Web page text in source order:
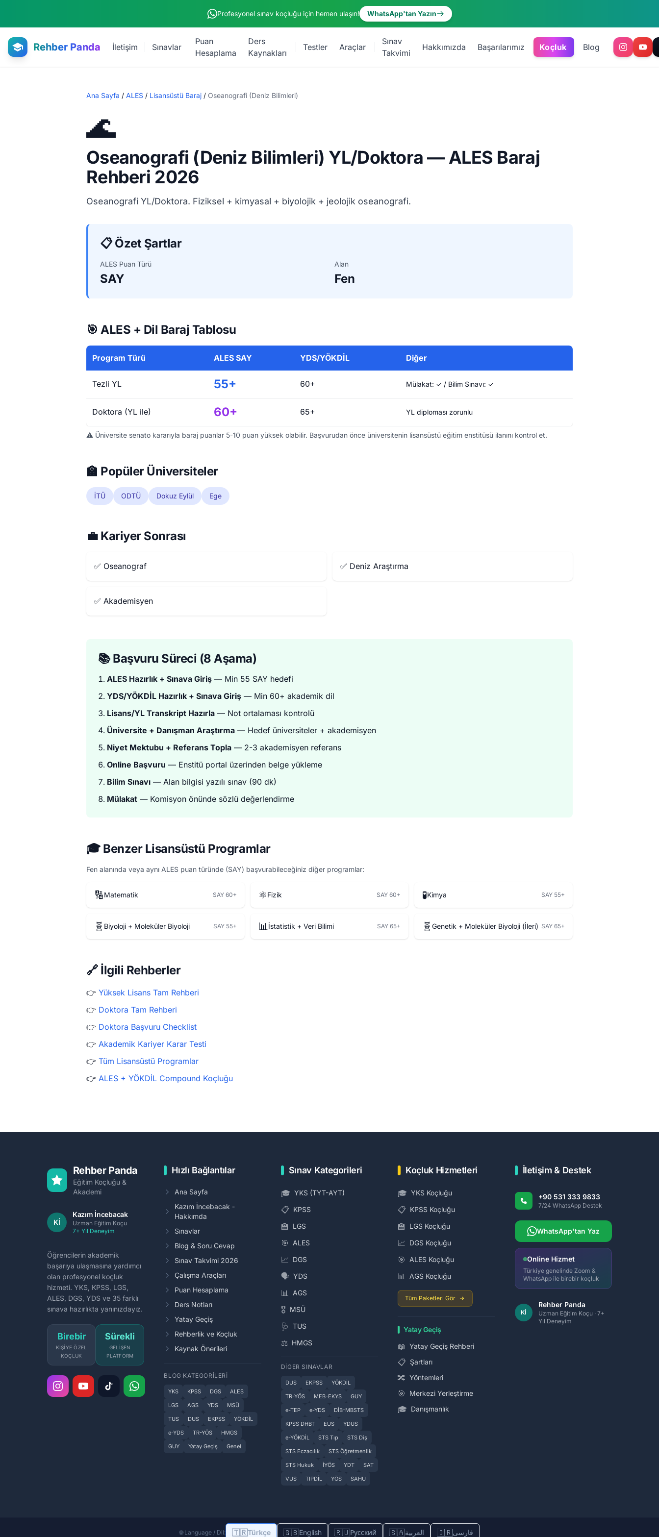
Profesyonel sınav koçluğu için hemen ulaşın! WhatsApp'tan Yazın
Rehber Panda İletişim Sınavlar
Puan
Hesaplama
Ders
Kaynakları
Testler Araçlar
Sınav
Takvimi
Hakkımızda Başarılarımız Koçluk Blog
Ana Sayfa / ALES / Lisansüstü Baraj / Oseanografi (Deniz Bilimleri)
🌊
Oseanografi (Deniz Bilimleri) YL/Doktora — ALES Baraj
Rehberi 2026
Oseanografi YL/Doktora. Fiziksel + kimyasal + biyolojik + jeolojik oseanografi.
📋 Özet Şartlar
ALES Puan Türü
SAY
Alan
Fen
🎯 ALES + Dil Baraj Tablosu
Program Türü ALES SAY YDS/YÖKDİL Diğer
Tezli YL 55+ 60+ Mülakat: ✓ / Bilim Sınavı: ✓
Doktora (YL ile) 60+ 65+ YL diploması zorunlu
⚠️ Üniversite senato kararıyla baraj puanlar 5-10 puan yüksek olabilir. Başvurudan önce üniversitenin lisansüstü eğitim enstitüsü ilanını kontrol et.
🏫 Popüler Üniversiteler
İTÜ ODTÜ Dokuz Eylül Ege
💼 Kariyer Sonrası
✅ Oseanograf ✅ Deniz Araştırma
✅ Akademisyen
📚 Başvuru Süreci (8 Aşama)
ALES Hazırlık + Sınava Giriş — Min 55 SAY hedefi
YDS/YÖKDİL Hazırlık + Sınava Giriş — Min 60+ akademik dil
Lisans/YL Transkript Hazırla — Not ortalaması kontrolü
Üniversite + Danışman Araştırma — Hedef üniversiteler + akademisyen
Niyet Mektubu + Referans Topla — 2-3 akademisyen referans
Online Başvuru — Enstitü portal üzerinden belge yükleme
Bilim Sınavı — Alan bilgisi yazılı sınav (90 dk)
Mülakat — Komisyon önünde sözlü değerlendirme
🎓 Benzer Lisansüstü Programlar
Fen alanında veya aynı ALES puan türünde (SAY) başvurabileceğiniz diğer programlar:
🔢Matematik SAY 60+ ⚛️Fizik SAY 60+ 🧪Kimya SAY 55+
🧬 Biyoloji + Moleküler Biyoloji SAY 55+ 📊İstatistik + Veri Bilimi SAY 65+ 🧬Genetik + Moleküler Biyoloji (İleri) SAY 65+
🔗 İlgili Rehberler
👉 Yüksek Lisans Tam Rehberi
👉 Doktora Tam Rehberi
👉 Doktora Başvuru Checklist
👉 Akademik Kariyer Karar Testi
👉 Tüm Lisansüstü Programlar
👉 ALES + YÖKDİL Compound Koçluğu
Rehber Panda
Eğitim Koçluğu &
Akademi
Kİ
Kazım İncebacak
Uzman Eğitim Koçu
7+ Yıl Deneyim
Öğrencilerin akademik
başarıya ulaşmasına yardımcı
olan profesyonel koçluk
hizmeti. YKS, KPSS, LGS,
ALES, DGS, YDS ve 35 farklı
sınava hazırlıkta yanınızdayız.
Birebir
KIŞIYE ÖZEL
KOÇLUK
Sürekli
GELIŞEN
PLATFORM
Hızlı Bağlantılar
Ana Sayfa
Kazım İncebacak -
Hakkımda
Sınavlar
Blog & Soru Cevap
Sınav Takvimi 2026
Çalışma Araçları
Puan Hesaplama
Ders Notları
Yatay Geçiş
Rehberlik ve Koçluk
Kaynak Önerileri
BLOG KATEGORILERI
YKS KPSS DGS
ALES
LGS
AGS YDS
MSÜ
TUS
DUS EKPSS
YÖKDİL
e-YDS
TR-YÖS
HMGS
GUY
Yatay Geçiş Genel
Sınav Kategorileri
🎓 YKS (TYT-AYT)
📋 KPSS
🏫 LGS
🎯 ALES
📈 DGS
🗣️ YDS
📊 AGS
🎖️ MSÜ
🩺 TUS
⚖️ HMGS
DIGER SINAVLAR
DUS EKPSS
YÖKDİL
TR-YÖS
MEB-EKYS
GUY
e-TEP
e-YDS
DİB-MBSTS
KPSS DHBT
EUS
YDUS
e-YÖKDİL
STS Tıp
STS Diş
STS Eczacılık
STS Öğretmenlik
STS Hukuk
İYÖS YDT
SAT
VUS
TIPDİL YÖS SAHU
Koçluk Hizmetleri
🎓 YKS Koçluğu
📋 KPSS Koçluğu
🏫 LGS Koçluğu
📈 DGS Koçluğu
🎯 ALES Koçluğu
📊 AGS Koçluğu
Tüm Paketleri Gör
Yatay Geçiş
📖 Yatay Geçiş Rehberi
📋 Şartları
🔀 Yöntemleri
🎯 Merkezi Yerleştirme
🎓 Danışmanlık
İletişim & Destek
+90 531 333 9833
7/24 WhatsApp Destek
WhatsApp'tan Yaz
Online Hizmet
Türkiye genelinde Zoom &
WhatsApp ile birebir koçluk
Kİ
Rehber Panda
Uzman Eğitim Koçu · 7+
Yıl Deneyim
🌐 Language / Dil: 🇹🇷Türkçe 🇬🇧English 🇷🇺Русский 🇸🇦العربية 🇮🇷فارسی